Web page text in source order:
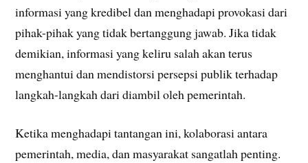
informasi yang kredibel dan menghadapi provokasi dari
pihak-pihak yang tidak bertanggung jawab. Jika tidak
demikian, informasi yang keliru salah akan terus
menghantui dan mendistorsi persepsi publik terhadap
langkah-langkah dari diambil oleh pemerintah.
Ketika menghadapi tantangan ini, kolaborasi antara
pemerintah, media, dan masyarakat sangatlah penting.